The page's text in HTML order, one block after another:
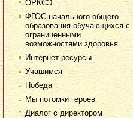
ОРКСЭ
ФГОС начального общего
образования обучающихся с
ограниченными
возможностями здоровья
Интернет-ресурсы
Учашимся
Победа
Мы потомки героев
Диалог с директором